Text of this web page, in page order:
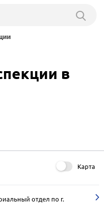
в
Карта
отдел по г.